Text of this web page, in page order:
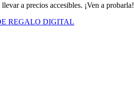
a precios accesibles. ¡Ven a probarla!
REGALO DIGITAL